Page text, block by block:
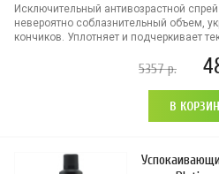
Исключительный антивозрастной
невероятно соблазнительный объем,
кончиков. Уплотняет и подчеркивает
5357р.
В